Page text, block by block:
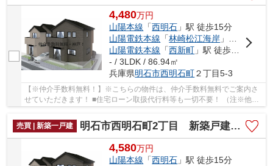
4,480万円
山陽本線 「西明石 」駅 徒歩15分
山陽電鉄本線 「林崎松江海岸 」駅 徒歩27分
山陽電鉄本線 「西新町 」駅 徒歩27分
- / 3LDK / 86.94㎡
兵庫県明石市西明石町２丁目5-3
【※仲介手数料無料！】※こちらの物件は、仲介手数料無料でご案内さ
せていただきます！ ■住宅ローン取扱代行料等も一切不要！ （注※他社
売買 | 新築一戸建
明石市西明石町2丁目 新築戸建2号棟 仲介手数料無料！
4,580万円
山陽本線 「西明石 」駅 徒歩15分